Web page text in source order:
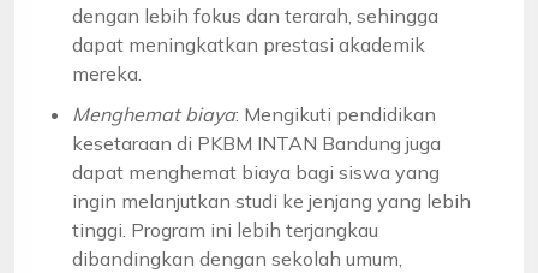
dengan lebih fokus dan terarah, sehingga
dapat meningkatkan prestasi akademik
mereka.
Menghemat biaya: Mengikuti pendidikan
kesetaraan di PKBM INTAN Bandung juga
dapat menghemat biaya bagi siswa yang
ingin melanjutkan studi ke jenjang yang lebih
tinggi. Program ini lebih terjangkau
dibandingkan dengan sekolah umum,